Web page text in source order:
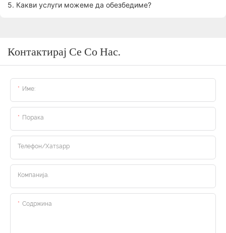
5. Какви услуги можеме да обезбедиме?
Контактирај Се Со Нас.
Име:
Порака
Телефон/Хатsapp
Компанија.
Содржина